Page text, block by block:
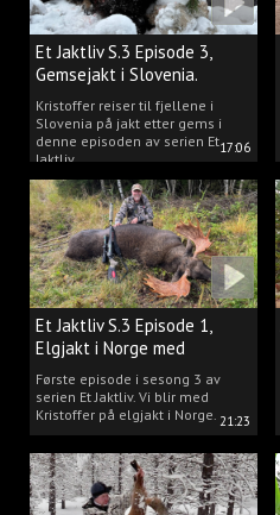
17:06
Et Jaktliv S.3 Episode 3,
Gemsejakt i Slovenia.
Kristoffer reiser til fjellene i
Slovenia på jakt etter gems i
denne episoden av serien Et
Jaktliv.
21:23
Et Jaktliv S.3 Episode 1,
Elgjakt i Norge med
Kristoffer Clausen
Første episode i sesong 3 av
serien Et Jaktliv. Vi blir med
Kristoffer på elgjakt i Norge.